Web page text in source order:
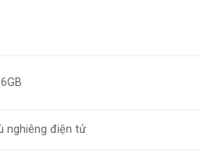
nghiêng điện tử